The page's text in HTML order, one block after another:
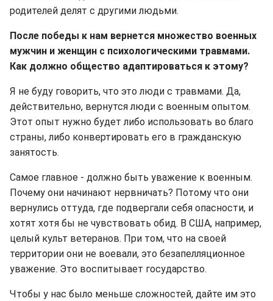
родителей делят с другими людьми.
После победы к нам вернется множество военных
мужчин и женщин с психологическими травмами.
Как должно общество адаптироваться к этому?
Я не буду говорить, что это люди с травмами. Да,
действительно, вернутся люди с военным опытом.
Этот опыт нужно будет либо использовать во благо
страны, либо конвертировать его в гражданскую
занятость.
Самое главное - должно быть уважение к военным.
Почему они начинают нервничать? Потому что они
вернулись оттуда, где подвергали себя опасности, и
хотят хотя бы не чувствовать обид. В США, например,
целый культ ветеранов. При том, что на своей
территории они не воевали, это безапелляционное
уважение. Это воспитывает государство.
Чтобы у нас было меньше сложностей, дайте им это